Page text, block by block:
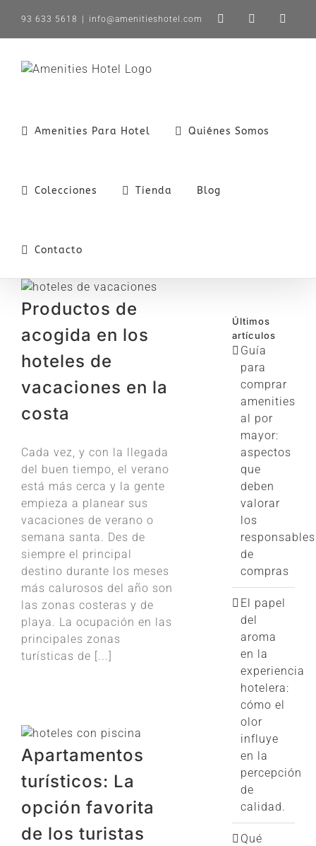
contenido
93 633 5618 info@amenitieshotel.com LinkedIn
X
Amenities Para Hotel Quiénes Somos
Colecciones Tienda Blog
Contacto
Productos de
acogida en los
hoteles de
vacaciones en la
costa
Cada vez, y con la llegada
del buen tiempo, el verano
está más cerca y la gente
empieza a planear sus
vacaciones de verano o
semana santa. Des de
siempre el principal
destino durante los meses
más calurosos del año son
las zonas costeras y de
playa. La ocupación en las
principales zonas
turísticas de [...]
Apartamentos
turísticos: La
opción favorita
de los turistas
Últimos
artículos
Guía
para
comprar
amenities
al por
mayor:
aspectos
que
deben
valorar
los
responsables
de
compras
El papel
del
aroma
en la
experiencia
hotelera:
cómo el
olor
influye
en la
percepción
de
calidad.
Qué